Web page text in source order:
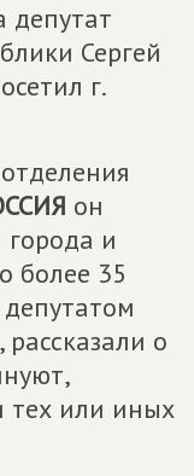
депутат
Сергей
г.
он
города и
более 35
о
тех или иных